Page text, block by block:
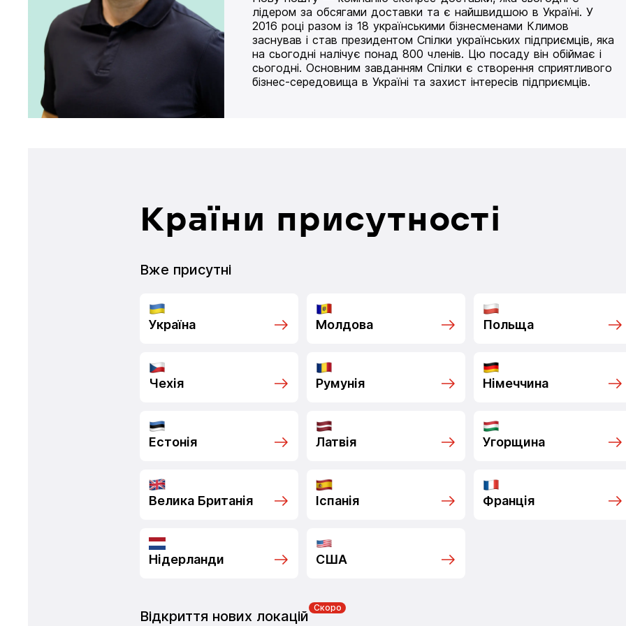
лідером за обсягами доставки та є найшвидшою в Україні. У
2016 році разом із 18 українськими бізнесменами Климов
заснував і став президентом Спілки українських підприємців, яка
на сьогодні налічує понад 800 членів. Цю посаду він обіймає і
сьогодні. Основним завданням Спілки є створення сприятливого
бізнес-середовища в Україні та захист інтересів підприємців.
Країни присутності
Вже присутні
Україна Молдова Польща
Чехія Румунія Німеччина
Естонія Латвія Угорщина
Велика Британія Іспанія Франція
Нідерланди США
Відкриття нових локацій
Скоро